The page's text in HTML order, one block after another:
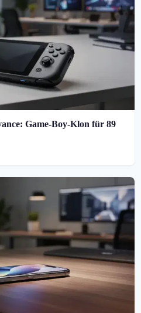
Game-Boy-Klon für 89